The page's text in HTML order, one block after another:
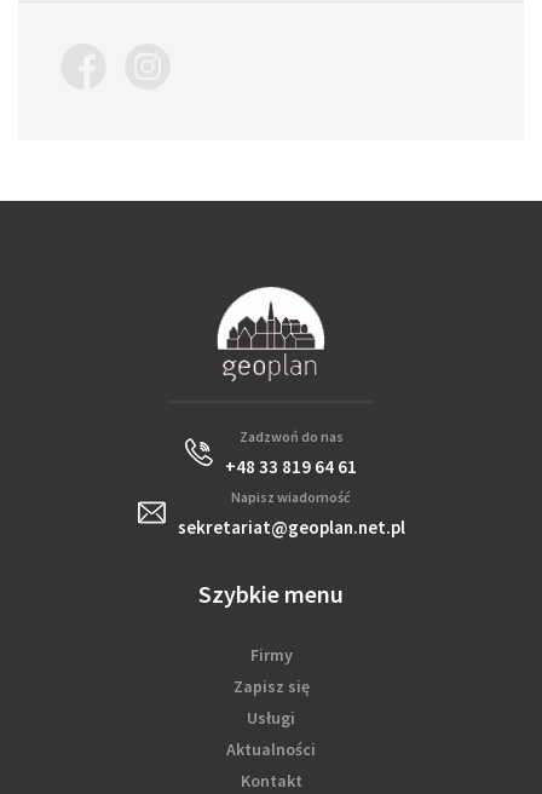
Zadzwoń do nas
+48 33 819 64 61
Napisz wiadomość
sekretariat@geoplan.net.pl
Szybkie menu
Firmy
Zapisz się
Usługi
Aktualności
Kontakt